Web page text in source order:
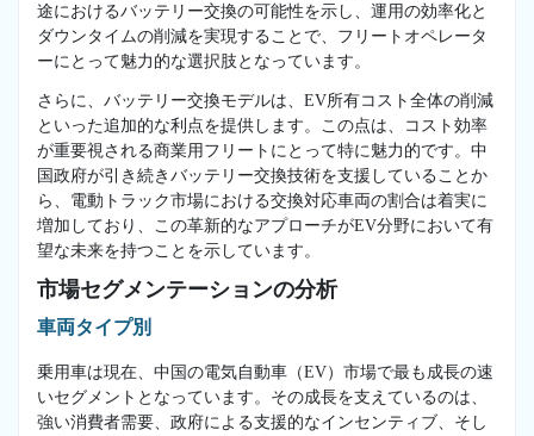
途におけるバッテリー交換の可能性を示し、運用の効率化と
ダウンタイムの削減を実現することで、フリートオペレータ
ーにとって魅力的な選択肢となっています。
さらに、バッテリー交換モデルは、EV所有コスト全体の削減
といった追加的な利点を提供します。この点は、コスト効率
が重要視される商業用フリートにとって特に魅力的です。中
国政府が引き続きバッテリー交換技術を支援していることか
ら、電動トラック市場における交換対応車両の割合は着実に
増加しており、この革新的なアプローチがEV分野において有
望な未来を持つことを示しています。
市場セグメンテーションの分析
車両タイプ別
乗用車は現在、中国の電気自動車（EV）市場で最も成長の速
いセグメントとなっています。その成長を支えているのは、
強い消費者需要、政府による支援的なインセンティブ、そし